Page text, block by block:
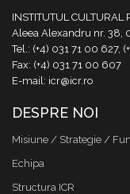
INSTITUTUL CULTURAL
Aleea Alexandru nr. 38,
Tel.: (+4) 031 71 00 627,
Fax: (+4) 031 71 00 607
E-mail: icr@icr.ro
DESPRE NOI
Misiune / Strategie /
Echipa
Structura ICR